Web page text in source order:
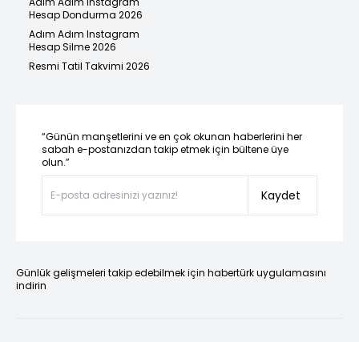
Hesap Dondurma 2026
Adım Adım Instagram
Hesap Silme 2026
Resmi Tatil Takvimi 2026
“Günün manşetlerini ve en çok okunan haberlerini her
sabah e-postanızdan takip etmek için bültene üye
olun.”
Kaydet
Günlük gelişmeleri takip edebilmek için habertürk uygulamasını
indirin